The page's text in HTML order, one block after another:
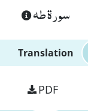
سورة طه
Translation
PDF